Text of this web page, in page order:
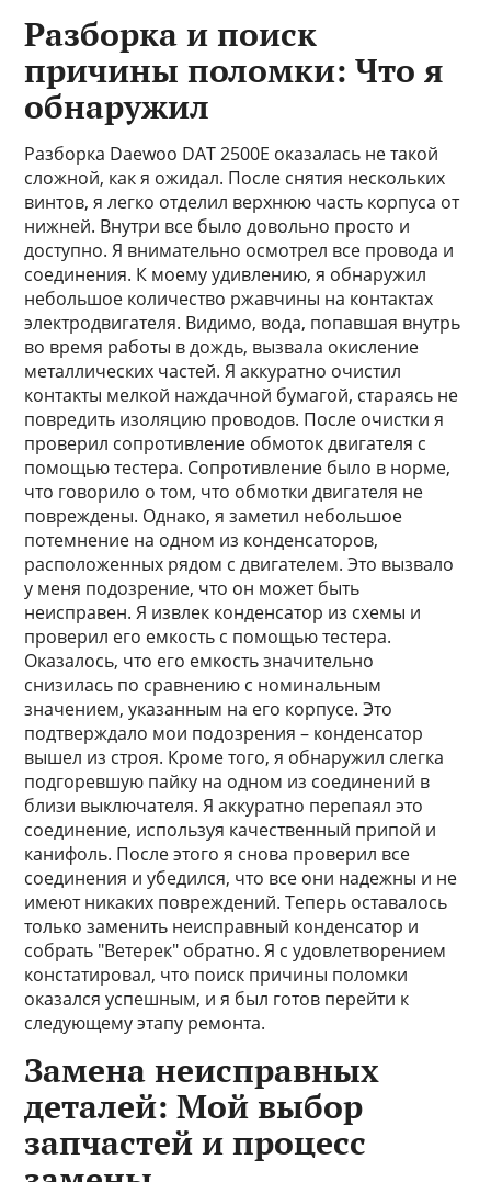
Разборка и поиск
причины поломки: Что я
обнаружил
Разборка Daewoo DAT 2500E оказалась не такой
сложной, как я ожидал. После снятия нескольких
винтов, я легко отделил верхнюю часть корпуса от
нижней. Внутри все было довольно просто и
доступно. Я внимательно осмотрел все провода и
соединения. К моему удивлению, я обнаружил
небольшое количество ржавчины на контактах
электродвигателя. Видимо, вода, попавшая внутрь
во время работы в дождь, вызвала окисление
металлических частей. Я аккуратно очистил
контакты мелкой наждачной бумагой, стараясь не
повредить изоляцию проводов. После очистки я
проверил сопротивление обмоток двигателя с
помощью тестера. Сопротивление было в норме,
что говорило о том, что обмотки двигателя не
повреждены. Однако, я заметил небольшое
потемнение на одном из конденсаторов,
расположенных рядом с двигателем. Это вызвало
у меня подозрение, что он может быть
неисправен. Я извлек конденсатор из схемы и
проверил его емкость с помощью тестера.
Оказалось, что его емкость значительно
снизилась по сравнению с номинальным
значением, указанным на его корпусе. Это
подтверждало мои подозрения – конденсатор
вышел из строя. Кроме того, я обнаружил слегка
подгоревшую пайку на одном из соединений в
близи выключателя. Я аккуратно перепаял это
соединение, используя качественный припой и
канифоль. После этого я снова проверил все
соединения и убедился, что все они надежны и не
имеют никаких повреждений. Теперь оставалось
только заменить неисправный конденсатор и
собрать "Ветерек" обратно. Я с удовлетворением
констатировал, что поиск причины поломки
оказался успешным, и я был готов перейти к
следующему этапу ремонта.
Замена неисправных
деталей: Мой выбор
запчастей и процесс